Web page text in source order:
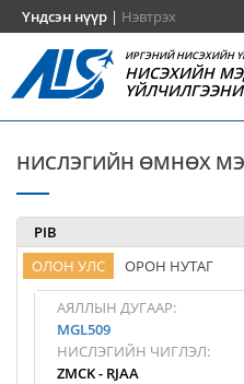
Үндсэн нүүр | Нэвтрэх
ИРГЭНИЙ НИСЭХИЙН
НИСЭХИЙН
НИСЛЭГИЙН ӨМНӨХ
PIB
ОЛОН УЛС
ОРОН НУТАГ
АЯЛЛЫН ДУГААР:
MGL509
НИСЛЭГИЙН ЧИГЛЭЛ:
ZMCK- RJAA